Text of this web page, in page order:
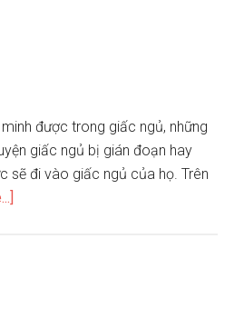
được trong giấc ngủ, những
giấc ngủ bị gián đoạn hay
sẽ đi vào giấc ngủ của họ. Trên